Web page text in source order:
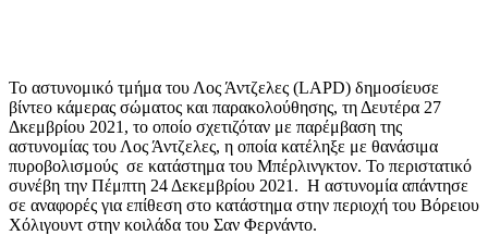
Το αστυνομικό τμήμα του Λος Άντζελες (LAPD) δημοσίευσε
βίντεο κάμερας σώματος και παρακολούθησης, τη Δευτέρα 27
Δκεμβρίου 2021, το οποίο σχετιζόταν με παρέμβαση της
αστυνομίας του Λος Άντζελες, η οποία κατέληξε με θανάσιμα
πυροβολισμούς σε κατάστημα του Μπέρλινγκτον. Το περιστατικό
συνέβη την Πέμπτη 24 Δεκεμβρίου 2021. Η αστυνομία απάντησε
σε αναφορές για επίθεση στο κατάστημα στην περιοχή του Βόρειου
Χόλιγουντ στην κοιλάδα του Σαν Φερνάντο.